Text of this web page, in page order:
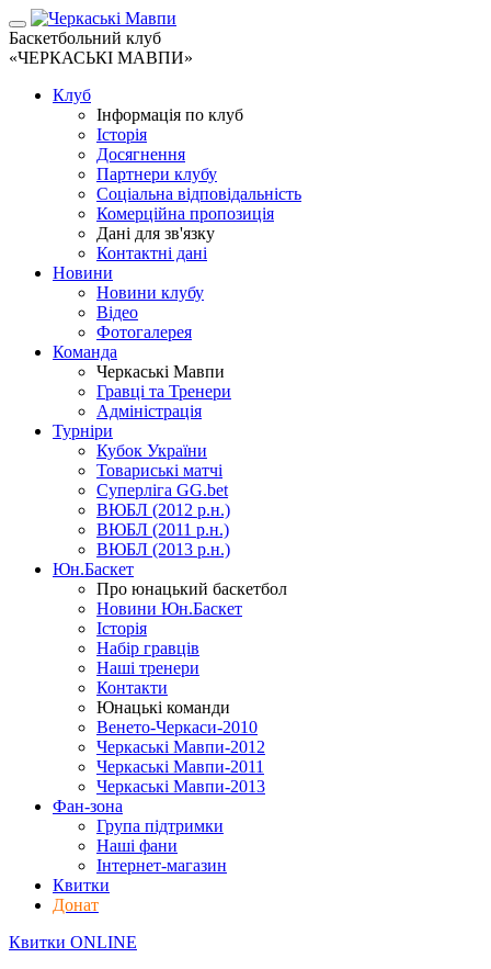
Баскетбольний клуб
«ЧЕРКАСЬКІ МАВПИ»
Клуб
Інформація по клуб
Історія
Досягнення
Партнери клубу
Соціальна відповідальність
Комерційна пропозиція
Дані для зв'язку
Контактні дані
Новини
Новини клубу
Відео
Фотогалерея
Команда
Черкаські Мавпи
Гравці та Тренери
Адміністрація
Турніри
Кубок України
Товариські матчі
Суперліга GG.bet
ВЮБЛ (2012 р.н.)
ВЮБЛ (2011 р.н.)
ВЮБЛ (2013 р.н.)
Юн.Баскет
Про юнацький баскетбол
Новини Юн.Баскет
Історія
Набір гравців
Наші тренери
Контакти
Юнацькі команди
Венето-Черкаси-2010
Черкаські Мавпи-2012
Черкаські Мавпи-2011
Черкаські Мавпи-2013
Фан-зона
Група підтримки
Наші фани
Інтернет-магазин
Квитки
Донат
Квитки ONLINE